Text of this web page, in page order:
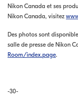
Nikon Canada et ses
Nikon Canada, visitez
Des photos sont
salle de presse de Nikon
Room/index.page.
-30-